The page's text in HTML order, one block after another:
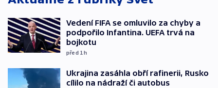
Vedení FIFA se omluvilo za chyby a
podpořilo Infantina. UEFA trvá na
bojkotu
před 1h
Ukrajina zasáhla obří rafinerii, Rusko
cílilo na nádraží či autobus